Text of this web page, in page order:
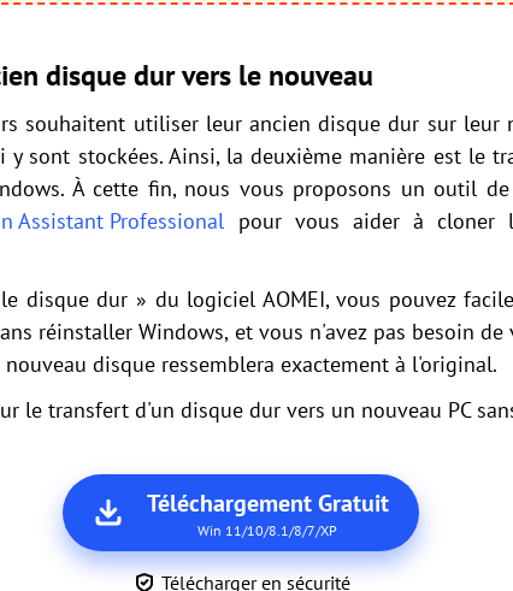
disque dur vers le nouveau
souhaitent utiliser leur ancien disque dur sur leur
sont stockées. Ainsi, la deuxième manière est le
À cette fin, nous vous proposons un outil
Assistant Professional pour vous aider à cloner
disque dur » du logiciel AOMEI, vous pouvez
réinstaller Windows, et vous n'avez pas besoin
disque ressemblera exactement à l'original.
le transfert d'un disque dur vers un nouveau PC
Téléchargement Gratuit
Win 11/10/8.1/8/7/XP
Télécharger en sécurité